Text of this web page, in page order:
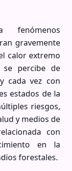
fenómenos
gravemente
calor extremo
se percibe de
cada vez con
estados de la
riesgos,
y medios de
con
en la
forestales.